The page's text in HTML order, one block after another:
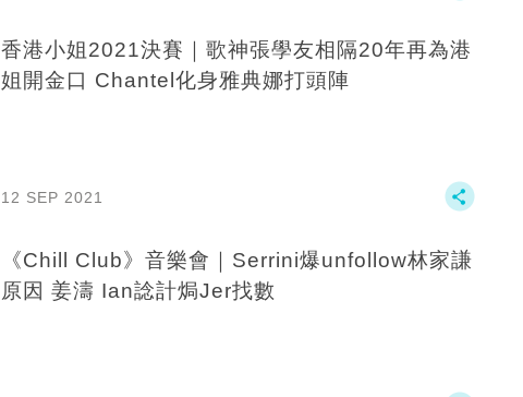
香港小姐2021決賽｜歌神張學友相隔20年再為港
姐開金口 Chantel化身雅典娜打頭陣
12 SEP 2021
《Chill Club》音樂會｜Serrini爆unfollow林家謙
原因 姜濤 Ian諗計焗Jer找數